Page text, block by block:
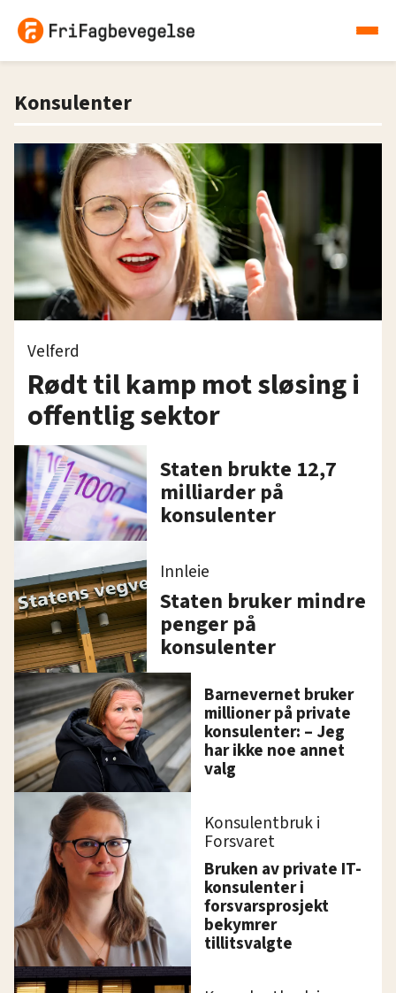
Konsulenter
Velferd
Rødt til kamp mot sløsing i
offentlig sektor
Staten brukte 12,7
milliarder på
konsulenter
Innleie
Staten bruker mindre
penger på
konsulenter
Barnevernet bruker
millioner på private
konsulenter: – Jeg
har ikke noe annet
valg
Konsulentbruk i
Forsvaret
Bruken av private IT-
konsulenter i
forsvarsprosjekt
bekymrer
tillitsvalgte